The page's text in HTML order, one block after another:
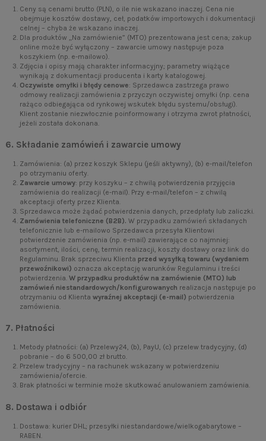
Ceny są cenami brutto (PLN), o ile nie wskazano inaczej. Cena nie
obejmuje kosztów dostawy, ceł, podatków importowych i dokumentacji
celnej – chyba że wskazano inaczej.
Dla produktów „Na zamówienie” (MTO) prezentowana jest cena; zakup
online może być wyłączony – zawarcie umowy następuje poza
koszykiem (np. e-mailowo).
Zdjęcia i opisy mają charakter informacyjny; parametry wiążące
wynikają z dokumentacji producenta i karty katalogowej.
Oczywiste omyłki i błędy cenowe: Sprzedawca zastrzega prawo
odmowy realizacji zamówienia z przyczyn oczywistej omyłki (np. cena
rażąco odbiegająca od rynkowej wskutek błędu systemu/obsługi).
Klient zostanie niezwłocznie poinformowany i otrzyma zwrot płatności,
jeżeli została dokonana.
6. Składanie zamówień i zawarcie umowy
Zamówienia: (a) przez koszyk Sklepu (jeśli aktywny), (b) e-mail/telefon
po otrzymaniu oferty.
Zawarcie umowy: przy koszyku – z chwilą potwierdzenia przyjęcia
zamówienia do realizacji (e-mail). Przy e-mail/telefon – z chwilą
akceptacji oferty przez Klienta.
Sprzedawca może żądać potwierdzenia danych, przedpłaty lub zaliczki.
Zamówienia telefoniczne (B2B). W przypadku zamówień składanych
telefonicznie lub e-mailowo Sprzedawca przesyła Klientowi
potwierdzenie zamówienia (np. e-mail) zawierające co najmniej:
asortyment, ilości, cenę, termin realizacji, koszty dostawy oraz link do
Regulaminu. Brak sprzeciwu Klienta przed wysyłką towaru (wydaniem
przewoźnikowi) oznacza akceptację warunków Regulaminu i treści
potwierdzenia. W przypadku produktów na zamówienie (MTO) lub
zamówień niestandardowych/konfigurowanych realizacja następuje po
otrzymaniu od Klienta wyraźnej akceptacji (e-mail) potwierdzenia
zamówienia.
7. Płatności
Metody płatności: (a) Przelewy24, (b), PayU, (c) przelew tradycyjny, (d)
pobranie – do 6 500,00 zł brutto.
Przelew tradycyjny – na rachunek wskazany w potwierdzeniu
zamówienia/ofercie.
Brak płatności w terminie może skutkować anulowaniem zamówienia.
8. Dostawa i odbiór
Dostawa: kurier DHL; przesyłki niestandardowe/wielkogabarytowe –
RABEN.